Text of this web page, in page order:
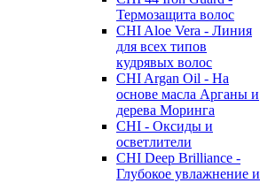
Термозащита волос
CHI Aloe Vera - Линия
для всех типов
кудрявых волос
CHI Argan Oil - На
основе масла Арганы и
дерева Моринга
CHI - Оксиды и
осветлители
CHI Deep Brilliance -
Глубокое увлажнение и